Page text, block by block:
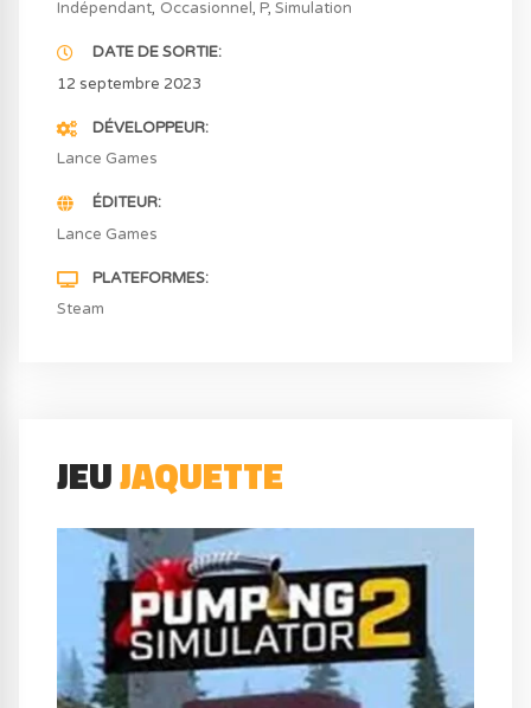
Indépendant Occasionnel P Simulation
DATE DE SORTIE
12 septembre 2023
DÉVELOPPEUR
Lance Games
ÉDITEUR
Lance Games
PLATEFORMES
Steam
JEUJAQUETTE